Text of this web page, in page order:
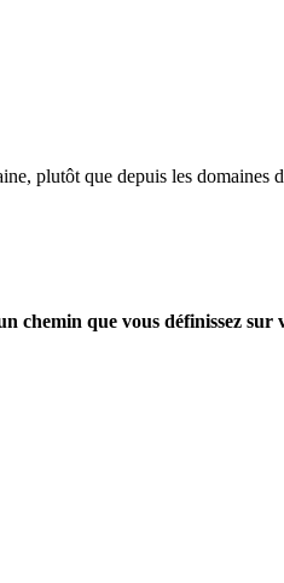
plutôt que depuis les domaines
chemin que vous définissez sur